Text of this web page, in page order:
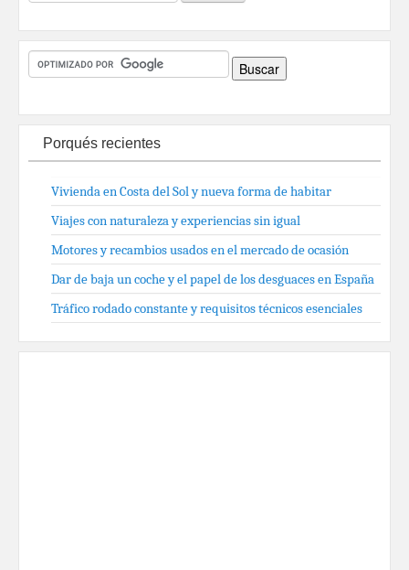
Porqués recientes
Vivienda en Costa del Sol y nueva forma de habitar
Viajes con naturaleza y experiencias sin igual
Motores y recambios usados en el mercado de ocasión
Dar de baja un coche y el papel de los desguaces en España
Tráfico rodado constante y requisitos técnicos esenciales